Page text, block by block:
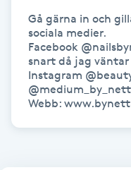
Kemisk peeling
Keratinbehandling
Kinesiologi
Gå gärna in och
sociala medier.
Facebook
snart då jag
Instagram
Webb: